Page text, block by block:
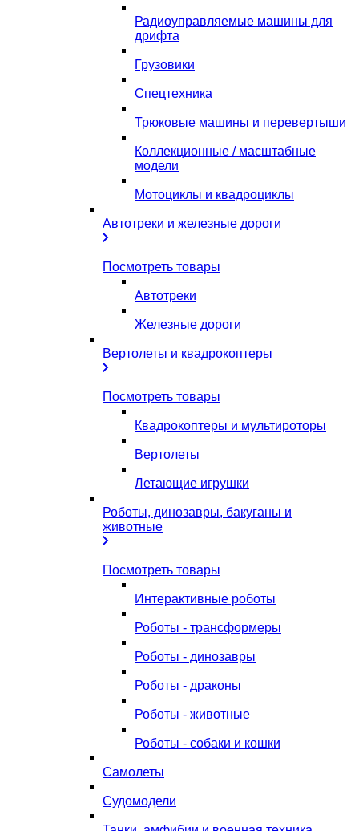
Радиоуправляемые машины для
дрифта
Грузовики
Спецтехника
Трюковые машины и перевертыши
Коллекционные / масштабные
модели
Мотоциклы и квадроциклы
Автотреки и железные дороги
Посмотреть товары
Автотреки
Железные дороги
Вертолеты и квадрокоптеры
Посмотреть товары
Квадрокоптеры и мультироторы
Вертолеты
Летающие игрушки
Роботы, динозавры, бакуганы и
животные
Посмотреть товары
Интерактивные роботы
Роботы - трансформеры
Роботы - динозавры
Роботы - драконы
Роботы - животные
Роботы - собаки и кошки
Самолеты
Судомодели